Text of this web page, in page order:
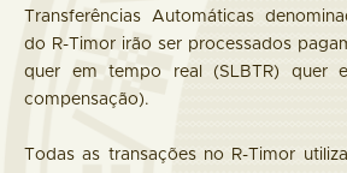
Transferências Automáticas
do R-Timor irão ser processados
quer em tempo real (SLBTR) quer
compensação).
Todas as transações no R-Timor